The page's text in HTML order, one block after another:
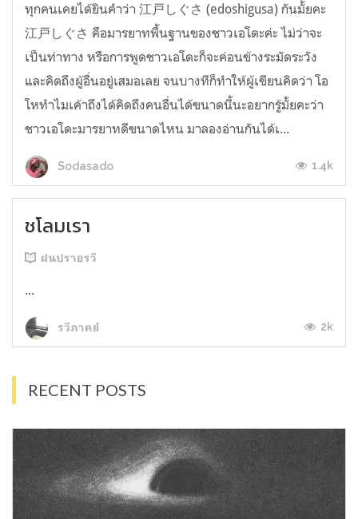
ทุกคนเคยได้ยินคำว่า 江戸しぐさ (edoshigusa) กันมั้ยคะ
江戸しぐさ คือมารยาทพื้นฐานของชาวเอโดะค่ะ ไม่ว่าจะ
เป็นท่าทาง หรือการพูดชาวเอโดะก็จะค่อนข้างระมัดระวัง
และคิดถึงผู้อื่นอยู่เสมอเลย จนบางทีก็ทำให้ผู้เขียนคิดว่า โอ
โหทำไมเค้าถึงได้คิดถึงคนอื่นได้ขนาดนี้นะอยากรู้มั้ยคะว่า
ชาวเอโดะมารยาทดีขนาดไหน มาลองอ่านกันได้เ...
Sodasado 1.4k
ชโลมเรา
ฝนปรายรวี
...
รวีภาคย์ 2k
RECENT POSTS